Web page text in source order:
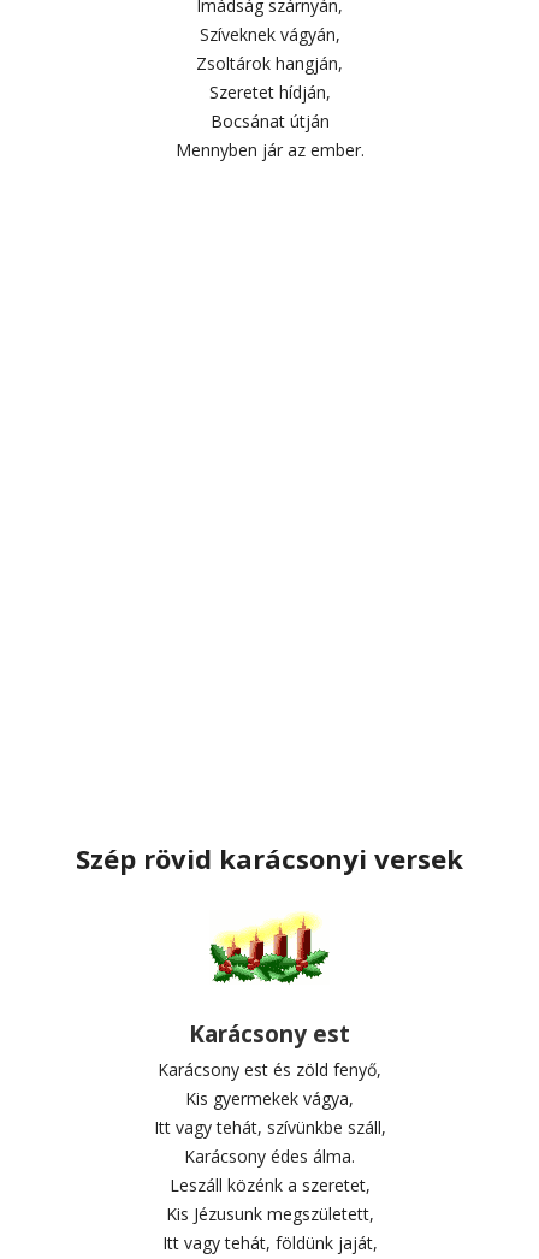
Imádság szárnyán,
Szíveknek vágyán,
Zsoltárok hangján,
Szeretet hídján,
Bocsánat útján
Mennyben jár az ember.
Szép rövid karácsonyi versek
Karácsony est
Karácsony est és zöld fenyő,
Kis gyermekek vágya,
Itt vagy tehát, szívünkbe száll,
Karácsony édes álma.
Leszáll közénk a szeretet,
Kis Jézusunk megszületett,
Itt vagy tehát, földünk jaját,